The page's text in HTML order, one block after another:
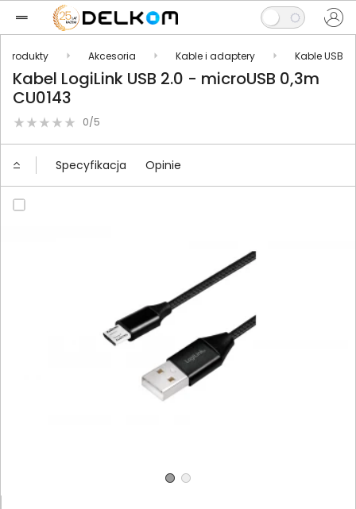
Produkty Akcesoria Kable i adaptery Kable USB
Kabel LogiLink USB 2.0 - microUSB 0,3m
CU0143
0/5
Specyfikacja Opinie